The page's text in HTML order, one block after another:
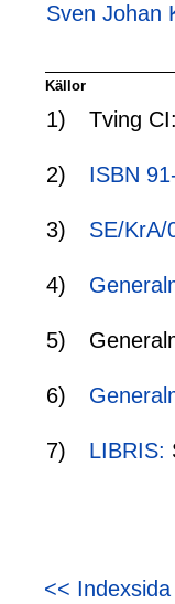
Sven Johan
Källor
1) Tving
2) ISBN
3) SE/KrA/
4)
5)
6)
7) LIBRIS:
<< Indexsida